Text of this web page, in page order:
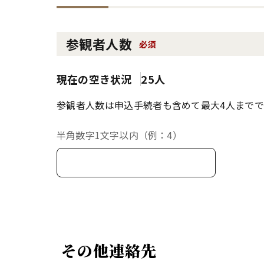
参観者人数 必須
現在の空き状況 25人
参観者人数は申込手続者も含めて最大4人まで
半角数字1文字以内（例：4）
その他連絡先